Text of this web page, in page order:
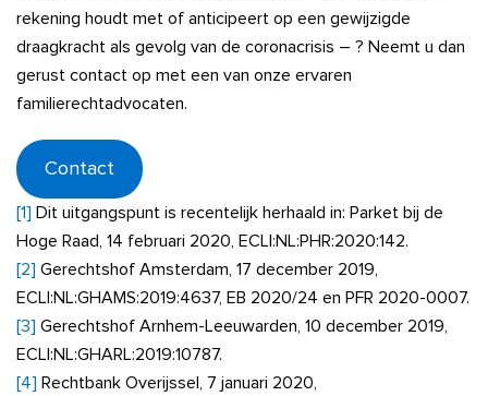
rekening houdt met of anticipeert op een gewijzigde
draagkracht als gevolg van de coronacrisis – ? Neemt u dan
gerust contact op met een van onze ervaren
familierechtadvocaten.
Contact
[1] Dit uitgangspunt is recentelijk herhaald in: Parket bij de
Hoge Raad, 14 februari 2020, ECLI:NL:PHR:2020:142.
[2] Gerechtshof Amsterdam, 17 december 2019,
ECLI:NL:GHAMS:2019:4637, EB 2020/24 en PFR 2020-0007.
[3] Gerechtshof Arnhem-Leeuwarden, 10 december 2019,
ECLI:NL:GHARL:2019:10787.
[4] Rechtbank Overijssel, 7 januari 2020,